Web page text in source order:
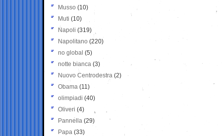
Musso (10)
Muti (10)
Napoli (319)
Napolitano (220)
no global (5)
notte bianca (3)
Nuovo Centrodestra (2)
Obama (11)
olimpiadi (40)
Oliveri (4)
Pannella (29)
Papa (33)